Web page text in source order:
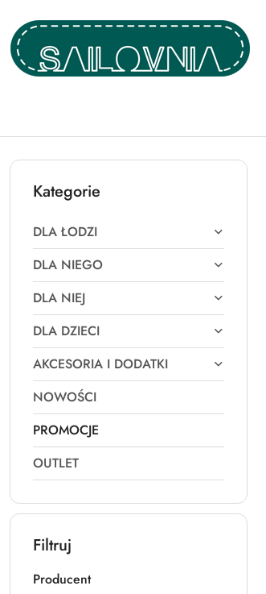
Przejdź do treści głównej
Przejdź do wyszukiwarki
Przejdź do moje konto
Przejdź do menu głównego
Przejdź do stopki
Kategorie
DLA ŁODZI
DLA NIEGO
DLA NIEJ
DLA DZIECI
AKCESORIA I DODATKI
NOWOŚCI
PROMOCJE
OUTLET
Filtruj
Producent